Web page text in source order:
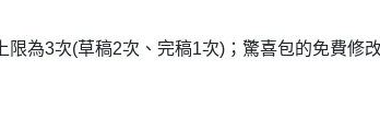
限為3次(草稿2次、完稿1次)；驚喜包的免費修